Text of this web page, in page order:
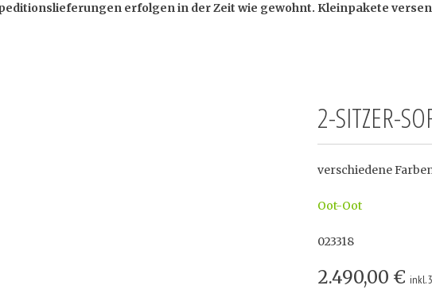
erfolgen in der Zeit wie gewohnt. Kleinpakete
2-SITZER-
verschiedene
Oot-Oot
023318
2.490,00 € inkl.